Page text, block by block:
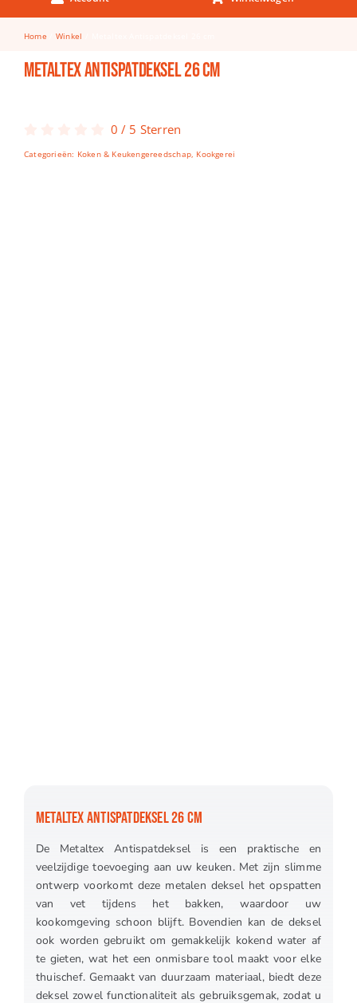
Keuken & Tafelen
Kinderfietsen
Knutselen
Spellen
Home Winkel
Metaltex Antispatdeksel 26 cm
0 / 5 Sterren
Categorieën: Koken & Keukengereedschap, Kookgerei
METALTEX ANTISPATDEKSEL 26 CM
De Metaltex Antispatdeksel is een praktische en
veelzijdige toevoeging aan uw keuken. Met zijn slimme
ontwerp voorkomt deze metalen deksel het opspatten
van vet tijdens het bakken, waardoor uw
kookomgeving schoon blijft. Bovendien kan de deksel
ook worden gebruikt om gemakkelijk kokend water af
te gieten, wat het een onmisbare tool maakt voor elke
thuischef. Gemaakt van duurzaam materiaal, biedt deze
deksel zowel functionaliteit als gebruiksgemak, zodat u